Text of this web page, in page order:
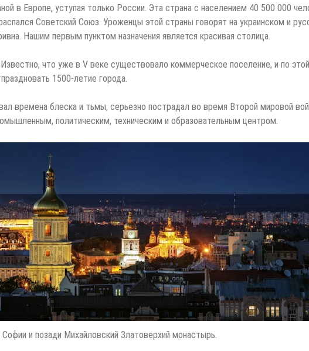
в Европе, уступая только России. Эта страна с населением 40 500 000
Советский Союз. Уроженцы этой страны говорят на украинском и
Нашим первым пунктом назначения является красивая столица.
что уже в V веке существовало коммерческое поселение, и по этой
1500-летие города.
времена блеска и тьмы, серьезно пострадал во время Второй мировой
политическим, техническим и образовательным центром.
и позади Михайловский Златоверхий монастырь.